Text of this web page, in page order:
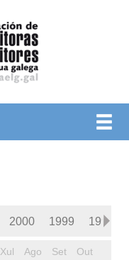
2000 1999 1998
Xul Ago Set
Out